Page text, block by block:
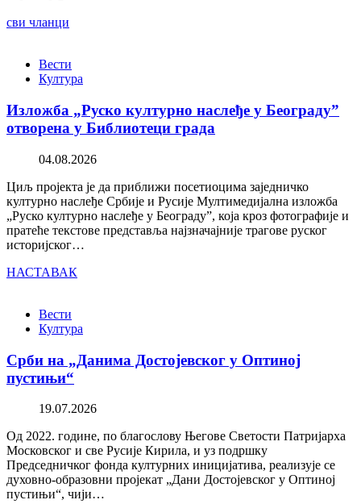
сви чланци
Вести
Култура
Изложба „Руско културно наслеђе у Београду”
отворена у Библиотеци града
04.08.2026
Циљ пројекта је да приближи посетиоцима заједничко
културно наслеђе Србије и Русије Мултимедијална изложба
„Руско културно наслеђе у Београду”, која кроз фотографије и
пратеће текстове представља најзначајније трагове руског
историјског…
НАСТАВАК
Вести
Култура
Срби на „Данима Достојевског у Оптиној
пустињи“
19.07.2026
Од 2022. године, по благослову Његове Светости Патријарха
Московског и све Русије Кирила, и уз подршку
Председничког фонда културних иницијатива, реализује се
духовно-образовни пројекат „Дани Достојевског у Оптиној
пустињи“, чији…